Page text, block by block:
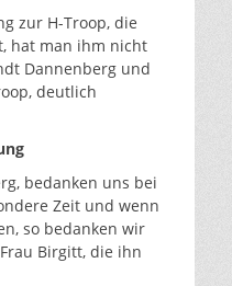
zur H-Troop, die
hat man ihm nicht
Dannenberg und
deutlich
bedanken uns bei
Zeit und wenn
so bedanken wir
Birgitt, die ihn